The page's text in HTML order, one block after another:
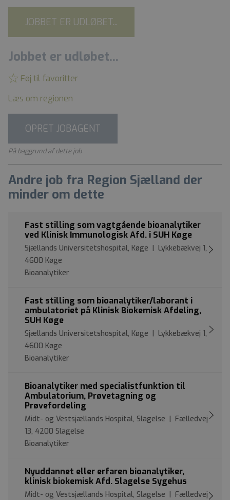
JOBBET ER UDLØBET...
Jobbet er udløbet...
Føj til favoritter
Læs om regionen
OPRET JOBAGENT
På baggrund af dette job
Andre job fra Region Sjælland der
minder om dette
Fast stilling som vagtgående bioanalytiker
ved Klinisk Immunologisk Afd. i SUH Køge
Sjællands Universitetshospital, Køge | Lykkebækvej 1,
4600 Køge
Bioanalytiker
Fast stilling som bioanalytiker/laborant i
ambulatoriet på Klinisk Biokemisk Afdeling,
SUH Køge
Sjællands Universitetshospital, Køge | Lykkebækvej 1,
4600 Køge
Bioanalytiker
Bioanalytiker med specialistfunktion til
Ambulatorium, Prøvetagning og
Prøvefordeling
Midt- og Vestsjællands Hospital, Slagelse | Fælledvej
13, 4200 Slagelse
Bioanalytiker
Nyuddannet eller erfaren bioanalytiker,
klinisk biokemisk Afd. Slagelse Sygehus
Midt- og Vestsjællands Hospital, Slagelse | Fælledvej